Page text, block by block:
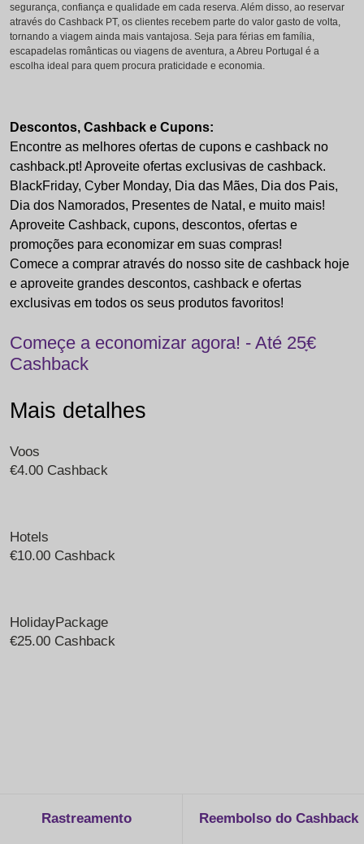
segurança, confiança e qualidade em cada reserva. Além disso, ao reservar
através do Cashback PT, os clientes recebem parte do valor gasto de volta,
tornando a viagem ainda mais vantajosa. Seja para férias em família,
escapadelas românticas ou viagens de aventura, a Abreu Portugal é a
escolha ideal para quem procura praticidade e economia.
Descontos, Cashback e Cupons:
Encontre as melhores ofertas de cupons e cashback no
cashback.pt! Aproveite ofertas exclusivas de cashback.
BlackFriday, Cyber Monday, Dia das Mães, Dia dos Pais,
Dia dos Namorados, Presentes de Natal, e muito mais!
Aproveite Cashback, cupons, descontos, ofertas e
promoções para economizar em suas compras!
Comece a comprar através do nosso site de cashback hoje
e aproveite grandes descontos, cashback e ofertas
exclusivas em todos os seus produtos favoritos!
Começe a economizar agora! - Até 25ָ€
Cashback
Mais detalhes
Voos
€4.00 Cashback
Hotels
€10.00 Cashback
HolidayPackage
€25.00 Cashback
Rastreamento Reembolso do Cashback